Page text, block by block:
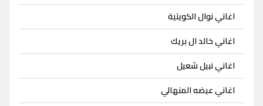
اغاني نوال الكويتية
اغاني خالد ال بريك
اغاني نبيل شعيل
اغاني عيضه المنهالي